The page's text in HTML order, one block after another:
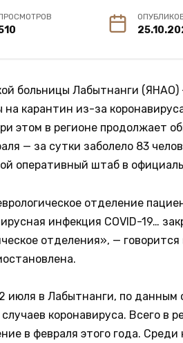
больницы Лабытнанги (ЯНАО)
карантин из-за
этом в регионе продолжает
— за сутки заболело 83
оперативный штаб в
отделение
инфекция COVID-19…
отделения», —
в Лабытнанги, по данным
коронавируса. Всего в
в февраля этого года.